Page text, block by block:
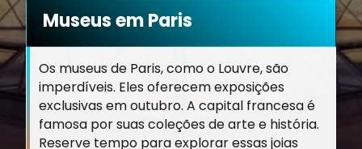
Museus em Paris
Os museus de Paris, como o Louvre, são
imperdíveis. Eles oferecem exposições
exclusivas em outubro. A capital francesa é
famosa por suas coleções de arte e história.
Reserve tempo para explorar essas joias